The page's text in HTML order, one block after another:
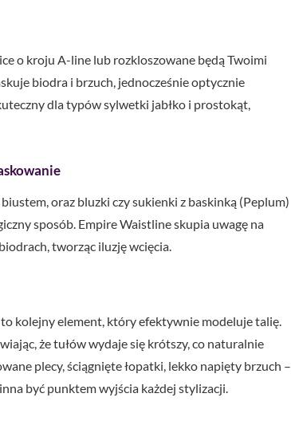
o kroju A-line lub rozkloszowane będą Twoimi
biodra i brzuch, jednocześnie optycznie
dla typów sylwetki jabłko i prostokąt,
oraz bluzki czy sukienki z baskinką (Peplum)
sposób. Empire Waistline skupia uwagę na
tworząc iluzję wcięcia.
kolejny element, który efektywnie modeluje talię.
że tułów wydaje się krótszy, co naturalnie
plecy, ściągnięte łopatki, lekko napięty brzuch –
być punktem wyjścia każdej stylizacji.